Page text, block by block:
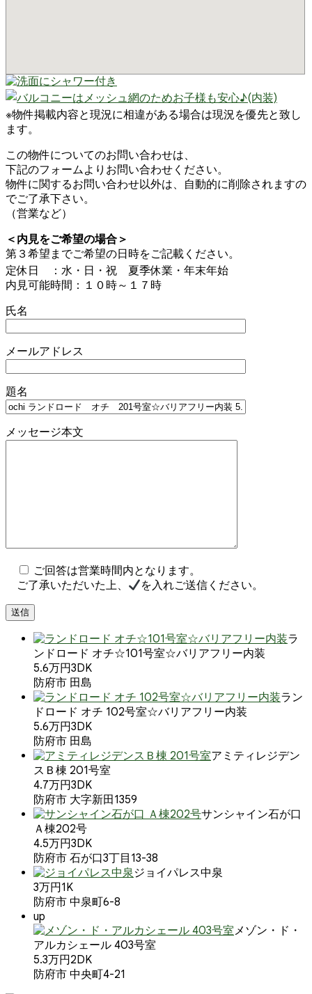
※物件掲載内容と現況に相違がある場合は現況を優先と致し
ます。
この物件についてのお問い合わせは、
下記のフォームよりお問い合わせください。
物件に関するお問い合わせ以外は、自動的に削除されますの
でご了承下さい。
（営業など）
＜内見をご希望の場合＞
第３希望までご希望の日時をご記載ください。
定休日 ：水・日・祝 夏季休業・年末年始
内見可能時間：１０時～１７時
氏名
メールアドレス
題名
メッセージ本文
ご回答は営業時間内となります。
ご了承いただいた上、
を入れご送信ください。
ラ
ンドロード オチ☆101号室☆バリアフリー内装
5.6万円3DK
防府市 田島
ラン
ドロード オチ 102号室☆バリアフリー内装
5.6万円3DK
防府市 田島
アミティレジデン
スＢ棟 201号室
4.7万円3DK
防府市 大字新田1359
サンシャイン石が口
Ａ棟202号
4.5万円3DK
防府市 石が口3丁目13-38
ジョイパレス中泉
3万円 1K
防府市 中泉町6-8
up
メゾン・ド・
アルカシェール 403号室
5.3万円 2DK
防府市 中央町4-21